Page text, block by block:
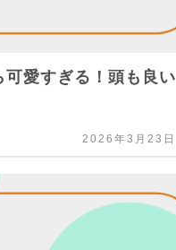
愛すぎる！頭も良い
2026年3月23日